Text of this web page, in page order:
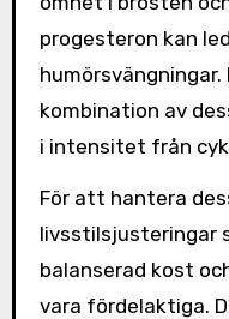
progesteron kan
humörsvängningar.
kombination av
i intensitet från
För att hantera
livsstilsjusteringar
balanserad kost
vara fördelaktiga.